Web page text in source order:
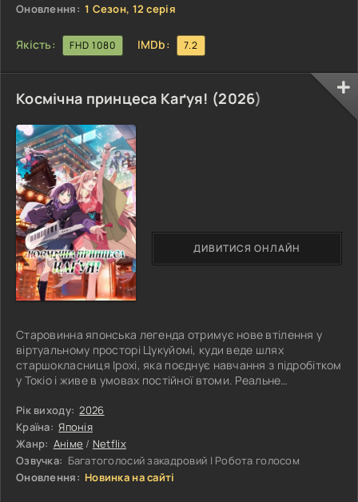
Оновлення: 1 Сезон, 12 серія
Якість: FHD 1080 IMDb: 7.2
Космічна принцеса Каґуя! (2026)
Старовинна японська легенда отримує нове втілення у
віртуальному просторі Цукуйомі, куди веде шлях
старшокласниця Ірохі, яка поєднує навчання з підробітком
у Токіо і живе в умовах постійної втоми. Реальне
вільний час дівчина проводить в мережі, спостерігаючи за
трансляціями відомої віртуальної виконавиці. Під час
однієї з нічних змін Іроха стикається на вулиці з
мовчазною дитиною, яка не має документів і не пам'ятає
свого походження. До ранку
Рік виходу: 2026
Країна: Японія
Жанр: Аніме / Netflix
Озвучка: Багатоголосий закадровий | Робота голосом
Оновлення: Новинка на сайті
ДИВИТИСЯ ОНЛАЙН